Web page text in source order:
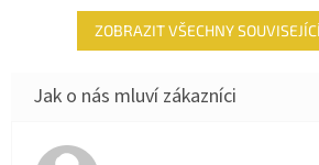
ZOBRAZIT VŠECHNY